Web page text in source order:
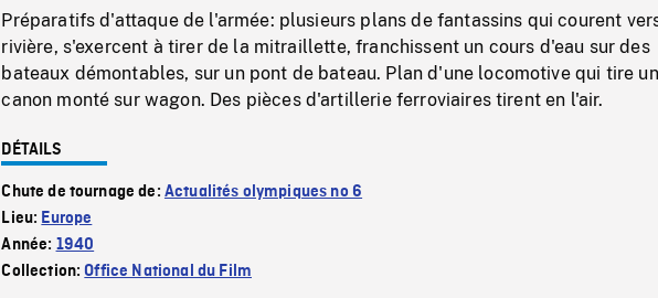
Préparatifs d'attaque de l'armée: plusieurs plans de fantassins qui courent
rivière, s'exercent à tirer de la mitraillette, franchissent un cours d'eau sur des
bateaux démontables, sur un pont de bateau. Plan d'une locomotive qui tire un
canon monté sur wagon. Des pièces d'artillerie ferroviaires tirent en l'air.
DÉTAILS
Chute de tournage de: Actualités olympiques no 6
Lieu: Europe
Année: 1940
Collection:Office National du Film